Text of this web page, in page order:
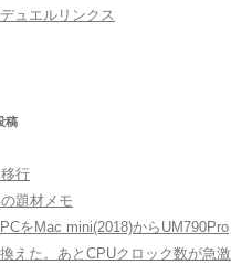
ュエルリンクス
稿
行
題材メモ
をMac mini(2018)からUM790Pro
えた。あとCPUクロック数が急激